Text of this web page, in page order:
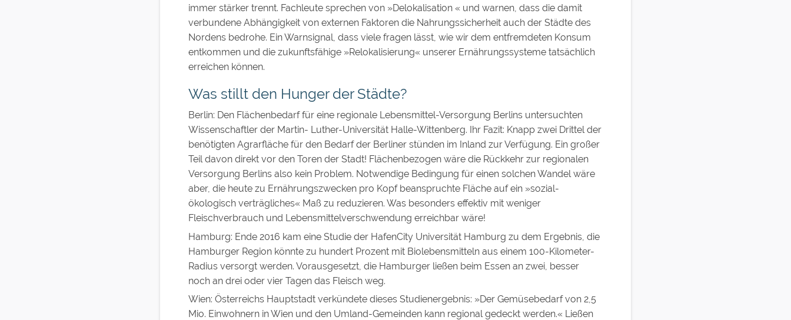
immer stärker trennt. Fachleute sprechen von »Delokalisation « und warnen, dass die damit
verbundene Abhängigkeit von externen Faktoren die Nahrungssicherheit auch der Städte des
Nordens bedrohe. Ein Warnsignal, dass viele fragen lässt, wie wir dem entfremdeten Konsum
entkommen und die zukunftsfähige »Relokalisierung« unserer Ernährungssysteme tatsächlich
erreichen können.
Was stillt den Hunger der Städte?
Berlin: Den Flächenbedarf für eine regionale Lebensmittel-Versorgung Berlins untersuchten
Wissenschaftler der Martin- Luther-Universität Halle-Wittenberg. Ihr Fazit: Knapp zwei Drittel der
benötigten Agrarfläche für den Bedarf der Berliner stünden im Inland zur Verfügung. Ein großer
Teil davon direkt vor den Toren der Stadt! Flächenbezogen wäre die Rückkehr zur regionalen
Versorgung Berlins also kein Problem. Notwendige Bedingung für einen solchen Wandel wäre
aber, die heute zu Ernährungszwecken pro Kopf beanspruchte Fläche auf ein »sozial-
ökologisch verträgliches« Maß zu reduzieren. Was besonders effektiv mit weniger
Fleischverbrauch und Lebensmittelverschwendung erreichbar wäre!
Hamburg: Ende 2016 kam eine Studie der HafenCity Universität Hamburg zu dem Ergebnis, die
Hamburger Region könnte zu hundert Prozent mit Biolebensmitteln aus einem 100-Kilometer-
Radius versorgt werden. Vorausgesetzt, die Hamburger ließen beim Essen an zwei, besser
noch an drei oder vier Tagen das Fleisch weg.
Wien: Österreichs Hauptstadt verkündete dieses Studienergebnis: »Der Gemüsebedarf von 2,5
Mio. Einwohnern in Wien und den Umland-Gemeinden kann regional gedeckt werden.« Ließen